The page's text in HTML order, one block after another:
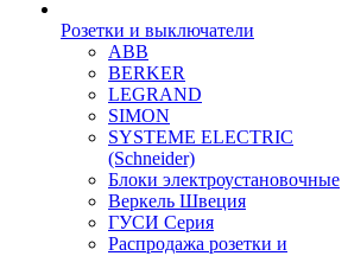
Розетки и выключатели
ABB
BERKER
LEGRAND
SIMON
SYSTEME ELECTRIC
(Schneider)
Блоки электроустановочные
Веркель Швеция
ГУСИ Серия
Распродажа розетки и